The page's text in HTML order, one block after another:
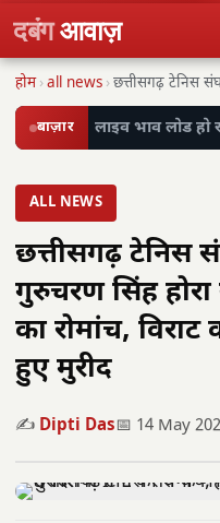
दबंगआवाज़
होम ›all news ›
बाज़ार लाइव भाव लोड हो
ALL NEWS
छत्तीसगढ़ टेनिस
गुरुचरण सिंह
का रोमांच,
हुए मुरीद
✍️ Dipti Das📅 14 May